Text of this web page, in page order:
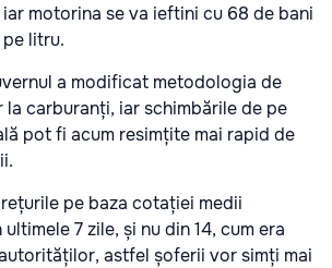
motorina se va ieftini cu 68 de bani
pe litru.
a modificat metodologia de
carburanți, iar schimbările de pe
pot fi acum resimțite mai rapid de
pe baza cotației medii
7 zile, și nu din 14, cum era
astfel șoferii vor simți mai